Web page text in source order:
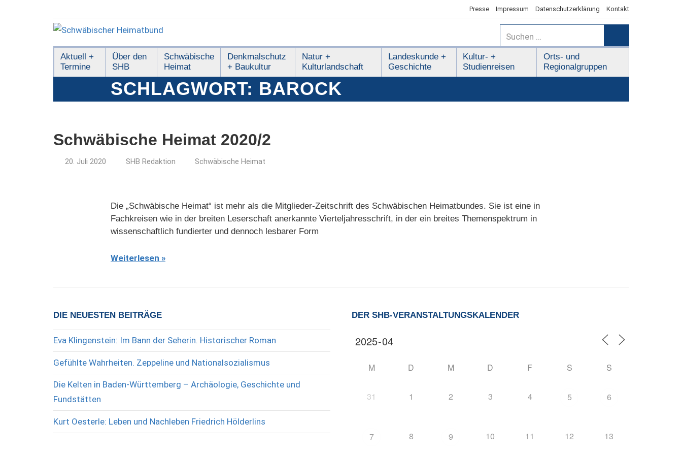
Presse Impressum Datenschutzerklärung Kontakt
Schwäbischer
Heimatbund
Suchen
nach:
Aktuell +
Termine
Über den
SHB
Schwäbische
Heimat
Denkmalschutz
+ Baukultur
Natur +
Kulturlandschaft
Landeskunde +
Geschichte
Kultur- +
Studienreisen
Orts- und
Regionalgruppen
SCHLAGWORT: BAROCK
Schwäbische Heimat 2020/2
20. Juli 2020 SHB Redaktion Schwäbische Heimat
Die „Schwäbische Heimat“ ist mehr als die Mitglieder-Zeitschrift des Schwäbischen Heimatbundes. Sie ist eine in
Fachkreisen wie in der breiten Leserschaft anerkannte Vierteljahresschrift, in der ein breites Themenspektrum in
wissenschaftlich fundierter und dennoch lesbarer Form
Weiterlesen
DIE NEUESTEN BEITRÄGE
Eva Klingenstein: Im Bann der Seherin. Historischer Roman
Gefühlte Wahrheiten. Zeppeline und Nationalsozialismus
Die Kelten in Baden-Württemberg – Archäologie, Geschichte und
Fundstätten
Kurt Oesterle: Leben und Nachleben Friedrich Hölderlins
DER SHB-VERANSTALTUNGSKALENDER
M D M D F S S
31 1 2 3 4 5 6
7 8 9 10 11 12 13